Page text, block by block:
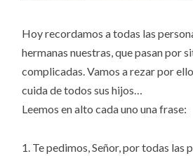
Hoy recordamos a todas las
hermanas nuestras, que pasan por
complicadas. Vamos a rezar por
cuida de todos sus hijos…
Leemos en alto cada uno una frase:
1. Te pedimos, Señor, por todas las